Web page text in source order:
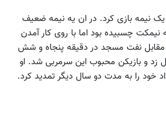
یک نیمه بازی کرد. در ان یه نیمه ضعیف
نیمکت چسبیده بود اما با روی کار آمدن
مقابل نفت مسجد در دقیقه پنجاه و شش
و بازیکن محبوب این سرمربی شد. او